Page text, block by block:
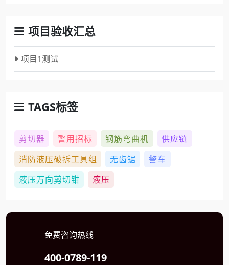
项目验收汇总
项目1测试
TAGS标签
剪切器 警用招标 钢筋弯曲机
供应链
消防液压破拆工具组
无齿锯
警车
液压万向剪切钳
液压
免费咨询热线
400-0789-119